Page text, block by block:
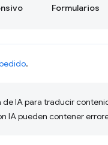
Formularios
.
IA para traducir
IA pueden contener